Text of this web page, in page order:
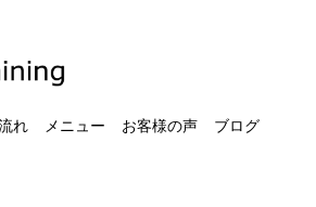
れ メニュー お客様の声 ブログ